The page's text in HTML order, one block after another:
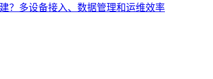
？多设备接入、数据管理和运维效率